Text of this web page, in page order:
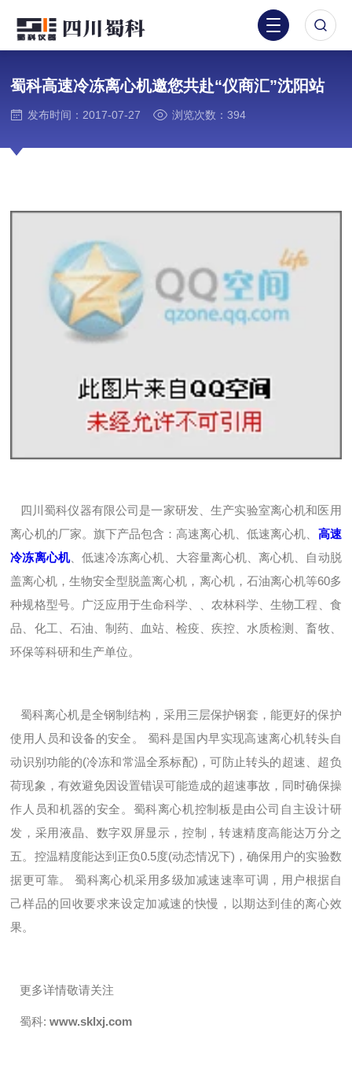
蜀科高速冷冻离心机邀您共赴“仪商汇”沈阳站
发布时间：2017-07-27 浏览次数：394
四川蜀科仪器有限公司是一家研发、生产实验室离心机和医用
离心机的厂家。旗下产品包含：高速离心机、低速离心机、 高速
冷冻离心机、低速冷冻离心机、大容量离心机、离心机、自动脱
盖离心机，生物安全型脱盖离心机，离心机，石油离心机等60多
种规格型号。广泛应用于生命科学、、农林科学、生物工程、食
品、化工、石油、制药、血站、检疫、疾控、水质检测、畜牧、
环保等科研和生产单位。
蜀科离心机是全钢制结构，采用三层保护钢套，能更好的保护
使用人员和设备的安全。
蜀科是国内早实现高速离心机转头自
动识别功能的(冷冻和常温全系标配)，可防止转头的超速、超负
荷现象，有效避免因设置错误可能造成的超速事故，同时确保操
作人员和机器的安全。 蜀科离心机控制板是由公司自主设计研
发，采用液晶、数字双屏显示，控制，转速精度高能达万分之
五。控温精度能达到正负0.5度(动态情况下)，确保用户的实验数
据更可靠。
蜀科离心机采用多级加减速速率可调，用户根据自
己样品的回收要求来设定加减速的快慢，以期达到佳的离心效
果。
更多详情敬请关注
蜀科:www.sklxj.com